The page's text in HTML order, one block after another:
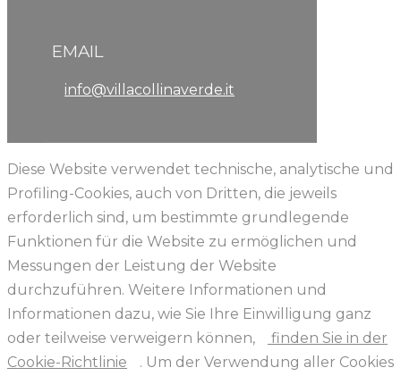
EMAIL
info@villacollinaverde.it
Diese Website verwendet technische, analytische und
Profiling-Cookies, auch von Dritten, die jeweils
erforderlich sind, um bestimmte grundlegende
Funktionen für die Website zu ermöglichen und
Messungen der Leistung der Website
durchzuführen. Weitere Informationen und
Informationen dazu, wie Sie Ihre Einwilligung ganz
oder teilweise verweigern können,
finden Sie in der
Cookie-Richtlinie
. Um der Verwendung aller Cookies